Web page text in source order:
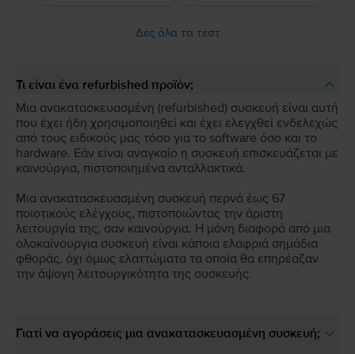
Δες όλα τα τεστ
Τι είναι ένα refurbished προϊόν;
Μια ανακατασκευασμένη (refurbished) συσκευή είναι αυτή
που έχει ήδη χρησιμοποιηθεί και έχει ελεγχθεί ενδελεχώς
από τους ειδικούς μας τόσο για το software όσο και το
hardware. Εάν είναι αναγκαίο η συσκευή επισκευάζεται με
καινούργια, πιστοποιημένα ανταλλακτικά.
Μια ανακατασκευασμένη συσκευή περνά έως 67
ποιοτικούς ελέγχους, πιστοποιώντας την άριστη
λειτουργία της, σαν καινούργια. Η μόνη διαφορά από μια
ολοκαίνουργια συσκευή είναι κάποια ελαφριά σημάδια
φθοράς, όχι όμως ελαττώματα τα οποία θα επηρέαζαν
την άψογη λειτουργικότητα της συσκευής.
Γιατί να αγοράσεις μια ανακατασκευασμένη συσκευή;